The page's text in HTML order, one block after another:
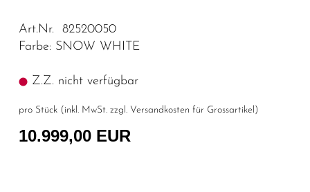
Art.Nr. 82520050
Farbe: SNOW WHITE
Z.Z. nicht verfügbar
pro Stück (inkl. MwSt. zzgl. Versandkosten für Grossartikel )
10.999,00 EUR